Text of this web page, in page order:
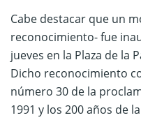
Cabe destacar que un
reconocimiento- fue
jueves en la Plaza de la
Dicho reconocimiento
número 30 de la
1991 y los 200 años de